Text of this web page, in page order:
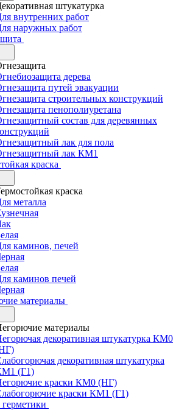
штукатурка
внутренних работ
наружных работ
дерева
путей эвакуации
строительных конструкций
пенополиуретана
состав для деревянных
лак для пола
лак КМ1
краска
краска
металла
каминов, печей
каминов печей
материалы
материалы
декоративная штукатурка КМ0
декоративная штукатурка
(Г1)
краски КМ0 (НГ)
краски КМ1 (Г1)